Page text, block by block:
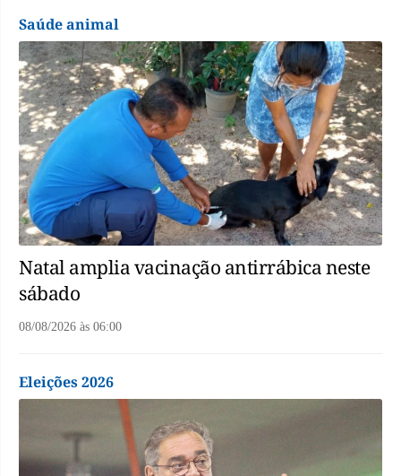
Saúde animal
Natal amplia vacinação antirrábica neste
sábado
08/08/2026 às 06:00
Eleições 2026